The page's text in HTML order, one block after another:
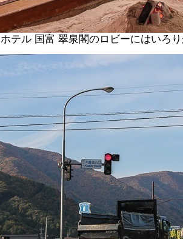
ホテル 国富 翠泉閣のロビーにはいろ